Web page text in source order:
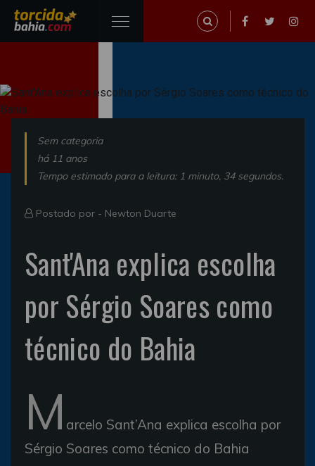
Sem categoria
há 11 anos
Tempo estimado para a leitura: 1 minuto, 34 segundos.
Postado por - Newton Duarte
Sant'Ana explica escolha
por Sérgio Soares como
técnico do Bahia
M arcelo Sant’Ana explica escolha por
Sérgio Soares como técnico do Bahia